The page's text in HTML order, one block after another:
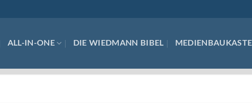
ALL-IN-ONE DIE WIEDMANN BIBEL